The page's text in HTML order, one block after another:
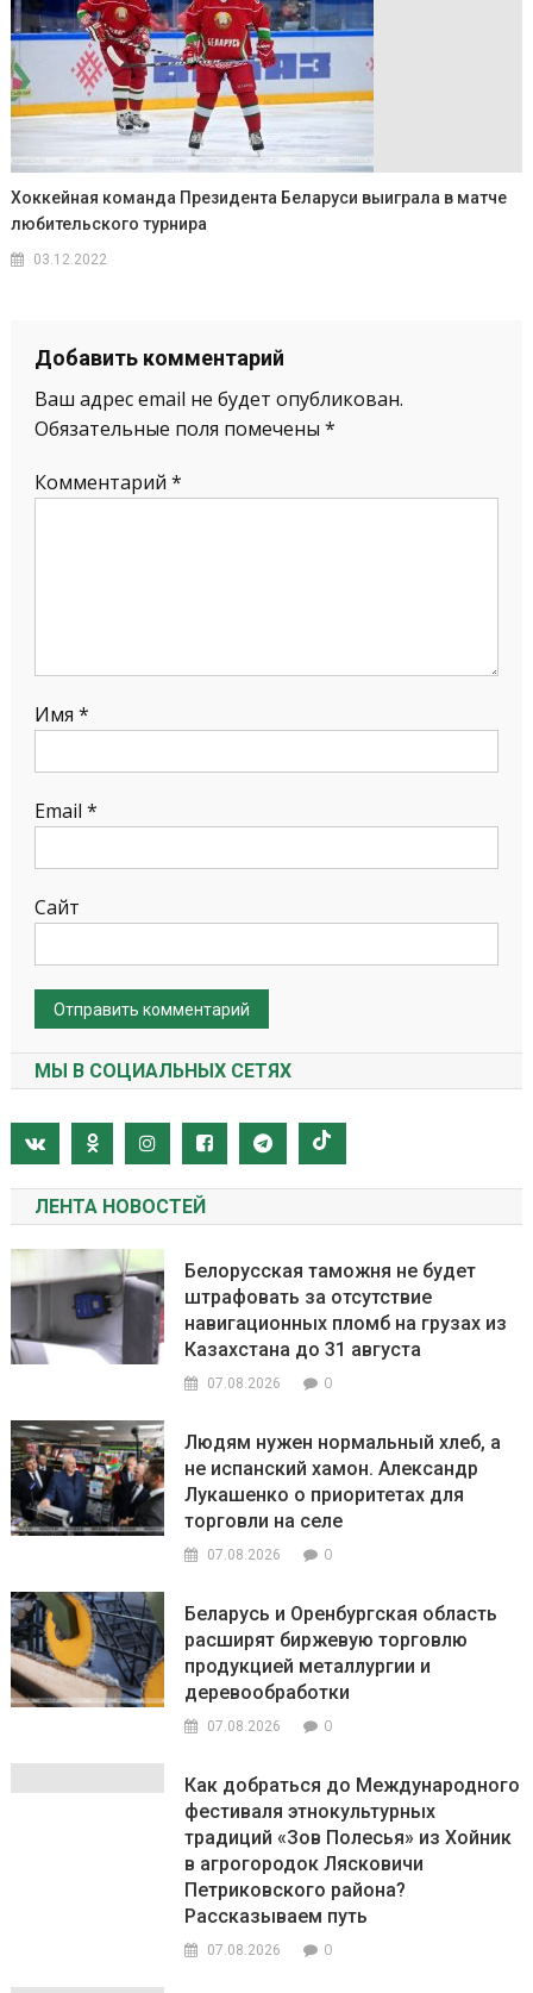
Хоккейная команда Президента Беларуси выиграла в матче
любительского турнира
03.12.2022
Добавить комментарий
Ваш адрес email не будет опубликован.
Обязательные поля помечены *
Комментарий *
Имя *
Email *
Сайт
МЫ В СОЦИАЛЬНЫХ СЕТЯХ
ЛЕНТА НОВОСТЕЙ
Белорусская таможня не будет
штрафовать за отсутствие
навигационных пломб на грузах из
Казахстана до 31 августа
07.08.2026 0
Людям нужен нормальный хлеб, а
не испанский хамон. Александр
Лукашенко о приоритетах для
торговли на селе
07.08.2026 0
Беларусь и Оренбургская область
расширят биржевую торговлю
продукцией металлургии и
деревообработки
07.08.2026 0
Как добраться до Международного
фестиваля этнокультурных
традиций «Зов Полесья» из Хойник
в агрогородок Лясковичи
Петриковского района?
Рассказываем путь
07.08.2026 0